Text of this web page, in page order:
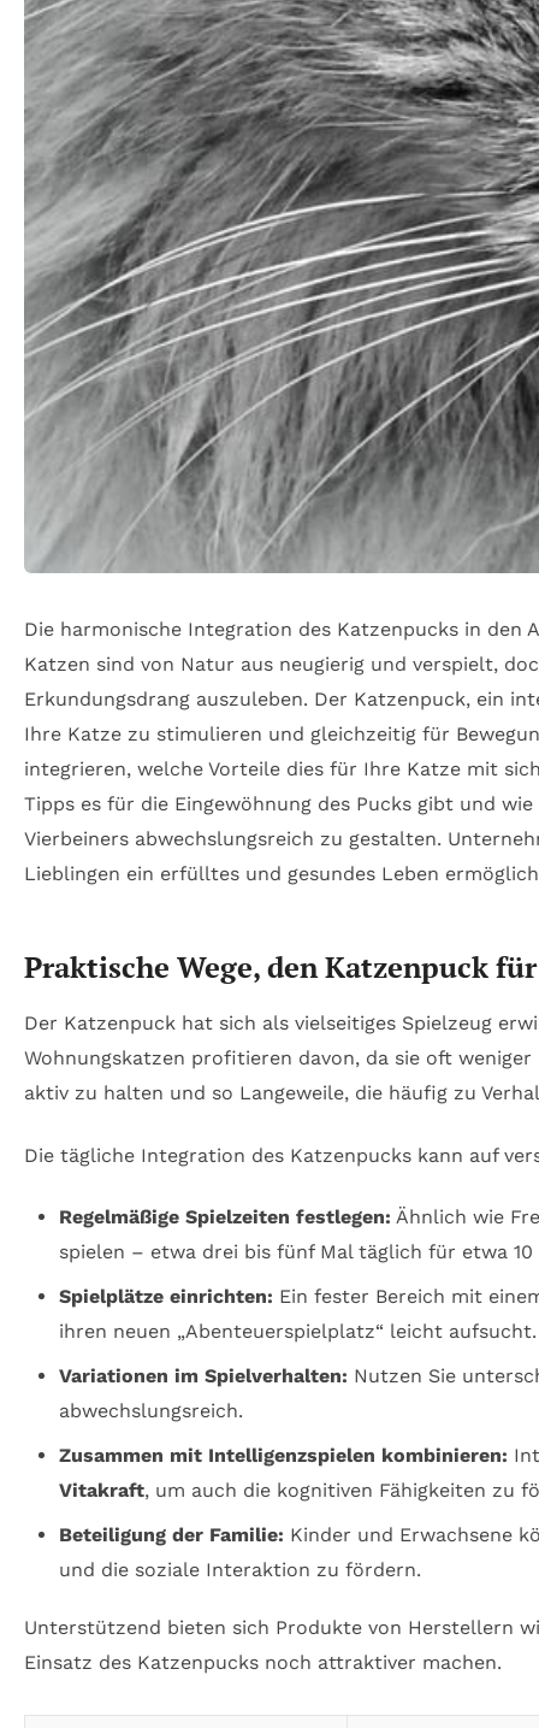
Die harmonische Integration des Katzenpucks in den
Katzen sind von Natur aus neugierig und verspielt,
Erkundungsdrang auszuleben. Der Katzenpuck, ein
Ihre Katze zu stimulieren und gleichzeitig für
integrieren, welche Vorteile dies für Ihre Katze mit
Tipps es für die Eingewöhnung des Pucks gibt und
Vierbeiners abwechslungsreich zu gestalten.
Lieblingen ein erfülltes und gesundes Leben
Praktische Wege, den Katzenpuck
Der Katzenpuck hat sich als vielseitiges Spielzeug
Wohnungskatzen profitieren davon, da sie oft
aktiv zu halten und so Langeweile, die häufig zu
Die tägliche Integration des Katzenpucks kann auf
Regelmäßige Spielzeiten festlegen: Ähnlich wie
spielen – etwa drei bis fünf Mal täglich für etwa
Spielplätze einrichten: Ein fester Bereich mit
ihren neuen „Abenteuerspielplatz“ leicht aufsucht.
Variationen im Spielverhalten: Nutzen Sie
abwechslungsreich.
Zusammen mit Intelligenzspielen kombinieren:
Vitakraft, um auch die kognitiven Fähigkeiten zu
Beteiligung der Familie: Kinder und Erwachsene
und die soziale Interaktion zu fördern.
Unterstützend bieten sich Produkte von Herstellern
Einsatz des Katzenpucks noch attraktiver machen.